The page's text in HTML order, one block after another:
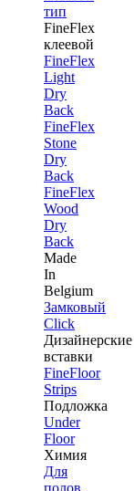
тип
FineFlex
клеевой
FineFlex
Light
Dry
Back
FineFlex
Stone
Dry
Back
FineFlex
Wood
Dry
Back
Made
In
Belgium
Замковый
Click
Дизайнерские
вставки
FineFloor
Strips
Подложка
Under
Floor
Химия
Для
полов